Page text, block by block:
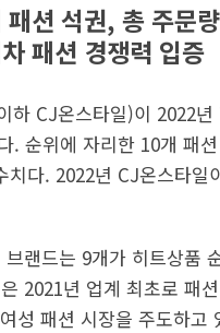
션 석권, 총 주문
패션 경쟁력 입증
하 CJ온스타일)이 2022
. 순위에 자리한 10개 패
다. 2022년 CJ온스타
랜드는 9개가 히트상품
2021년 업계 최초로 패
성 패션 시장을 주도하고